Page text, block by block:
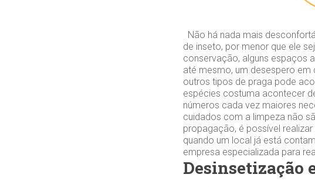
Não há nada mais
de inseto, por menor que ele
conservação, alguns espaços
até mesmo, um desespero
outros tipos de praga pode
espécies costuma acontecer
números cada vez maiores
cuidados com a limpeza não
propagação, é possível
quando um local já está
empresa especializada para
Desinsetização